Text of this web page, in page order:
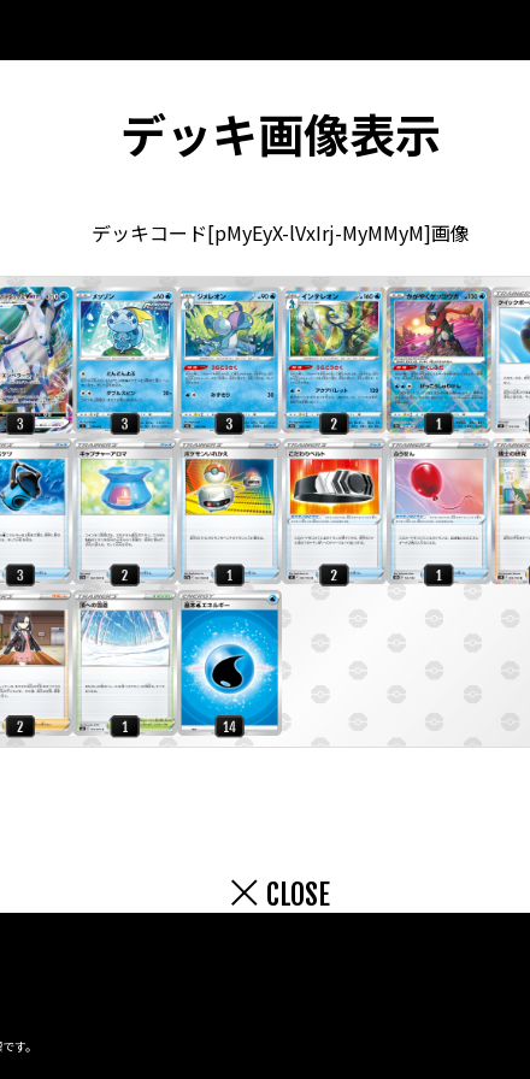
デッキ画像表示
デッキコード[pMyEyX-lVxIrj-MyMMyM]画像
CLOSE
す。